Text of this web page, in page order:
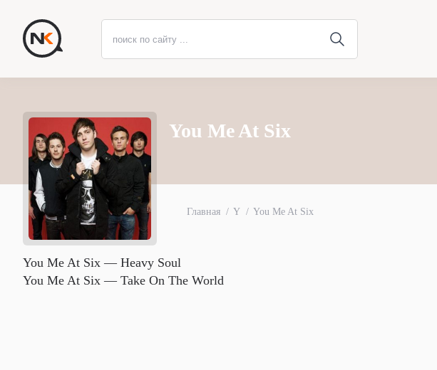
You Me At Six
Главная Y You Me At Six
You Me At Six — Heavy Soul
You Me At Six — Take On The World